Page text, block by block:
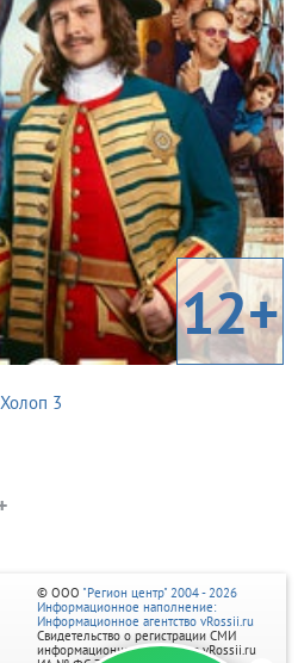
12+
Холоп 3
© ООО "Регион центр" 2004 - 2026
Информационное наполнение:
Информационное агентство vRossii.ru
Свидетельство о регистрации СМИ
информационного агентства vRossii.ru